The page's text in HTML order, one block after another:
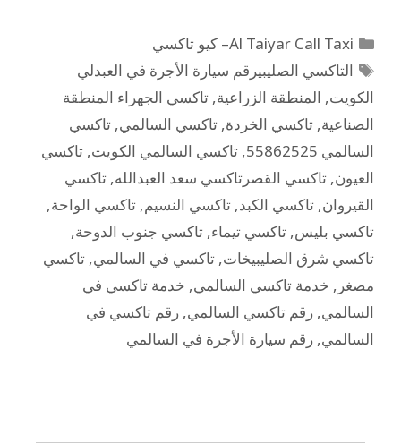
Al Taiyar Call Taxi– كيو تاكسي
التاكسي الصليبيرقم سيارة الأجرة في العبدلي
الكويت, المنطقة الزراعية, تاكسي الجهراء المنطقة
الصناعية, تاكسي الخردة, تاكسي السالمي, تاكسي
السالمي 55862525
, تاكسي السالمي الكويت, تاكسي
العيون, تاكسي القصرتاكسي سعد العبدالله, تاكسي
القيروان, تاكسي الكبد, تاكسي النسيم, تاكسي الواحة,
تاكسي بليس, تاكسي تيماء, تاكسي جنوب الدوحة,
تاكسي شرق الصليبيخات, تاكسي في السالمي, تاكسي
مصغر , خدمة تاكسي السالمي, خدمة تاكسي في
السالمي, رقم تاكسي السالمي, رقم تاكسي في
السالمي, رقم سيارة الأجرة في السالمي